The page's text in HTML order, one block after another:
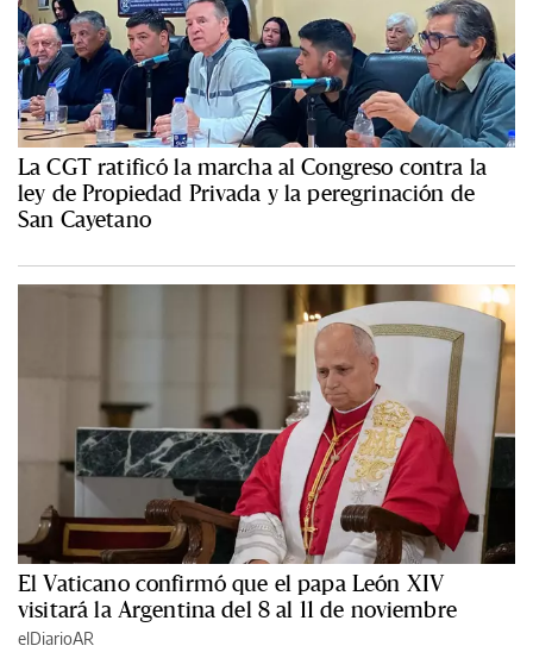
La CGT ratificó la marcha al Congreso contra la
ley de Propiedad Privada y la peregrinación de
San Cayetano
El Vaticano confirmó que el papa León XIV
visitará la Argentina del 8 al 11 de noviembre
elDiarioAR